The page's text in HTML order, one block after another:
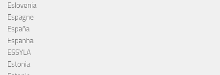
Eslovenia
Espagne
España
Espanha
ESSYLA
Estonia